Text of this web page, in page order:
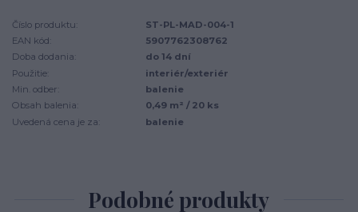
Číslo produktu:
ST-PL-MAD-004-1
EAN kód:
5907762308762
Doba dodania:
do 14 dní
Použitie:
interiér/exteriér
Min. odber:
balenie
Obsah balenia:
0,49 m² / 20 ks
Uvedená cena je za:
balenie
Podobné produkty